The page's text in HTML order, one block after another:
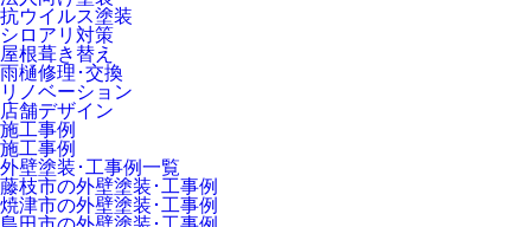
抗ウイルス塗装
シロアリ対策
屋根葺き替え
雨樋修理･交換
リノベーション
店舗デザイン
施工事例
施工事例
外壁塗装･工事例一覧
藤枝市の外壁塗装･工事例
焼津市の外壁塗装･工事例